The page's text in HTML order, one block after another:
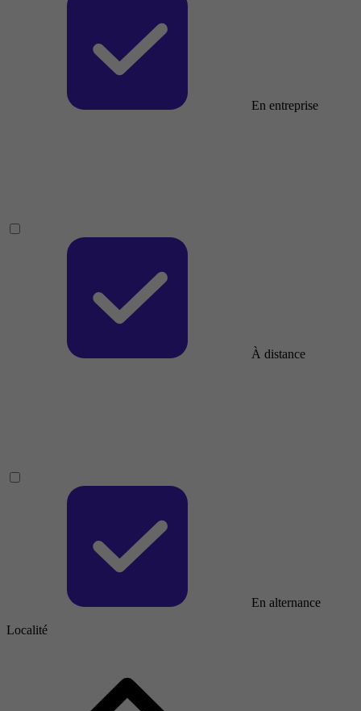
En entreprise
À distance
En alternance
Localité